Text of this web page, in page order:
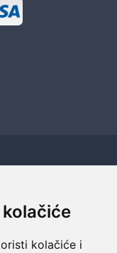
kolačiće i